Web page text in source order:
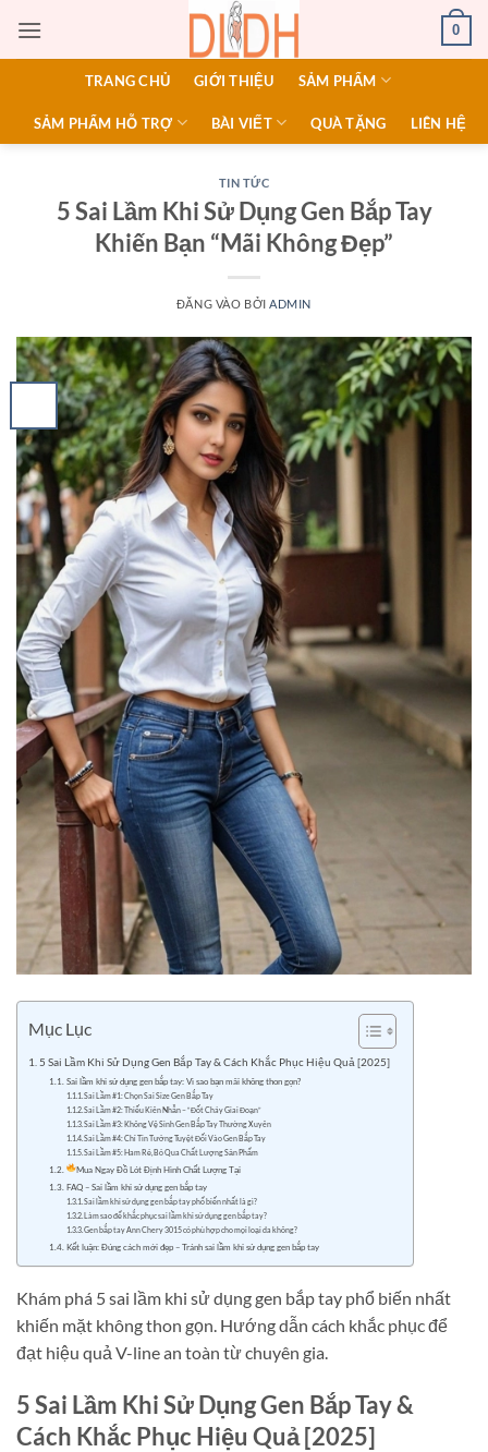
qua
0
TRANG CHỦ GIỚI THIỆU SẢM PHẨM
SẢM PHẨM HỖ TRỢ BÀI VIẾT QUÀ TẶNG LIÊN HỆ
TIN TỨC
5 Sai Lầm Khi Sử Dụng Gen Bắp Tay
Khiến Bạn “Mãi Không Đẹp”
ĐĂNG VÀO BỞI ADMIN
Mục Lục
5 Sai Lầm Khi Sử Dụng Gen Bắp Tay & Cách Khắc Phục Hiệu Quả [2025]
Sai lầm khi sử dụng gen bắp tay: Vì sao bạn mãi không thon gọn?
Sai Lầm #1: Chọn Sai Size Gen Bắp Tay
Sai Lầm #2: Thiếu Kiên Nhẫn – “Đốt Cháy Giai Đoạn”
Sai Lầm #3: Không Vệ Sinh Gen Bắp Tay Thường Xuyên
Sai Lầm #4: Chỉ Tin Tưởng Tuyệt Đối Vào Gen Bắp Tay
Sai Lầm #5: Ham Rẻ, Bỏ Qua Chất Lượng Sản Phẩm
Mua Ngay Đồ Lót Định Hình Chất Lượng Tại
FAQ – Sai lầm khi sử dụng gen bắp tay
Sai lầm khi sử dụng gen bắp tay phổ biến nhất là gì?
Làm sao để khắc phục sai lầm khi sử dụng gen bắp tay?
Gen bắp tay Ann Chery 3015 có phù hợp cho mọi loại da không?
Kết luận: Đúng cách mới đẹp – Tránh sai lầm khi sử dụng gen bắp tay
Khám phá 5 sai lầm khi sử dụng gen bắp tay phổ biến nhất
khiến mặt không thon gọn. Hướng dẫn cách khắc phục để
đạt hiệu quả V-line an toàn từ chuyên gia.
5 Sai Lầm Khi Sử Dụng Gen Bắp Tay &
Cách Khắc Phục Hiệu Quả [2025]